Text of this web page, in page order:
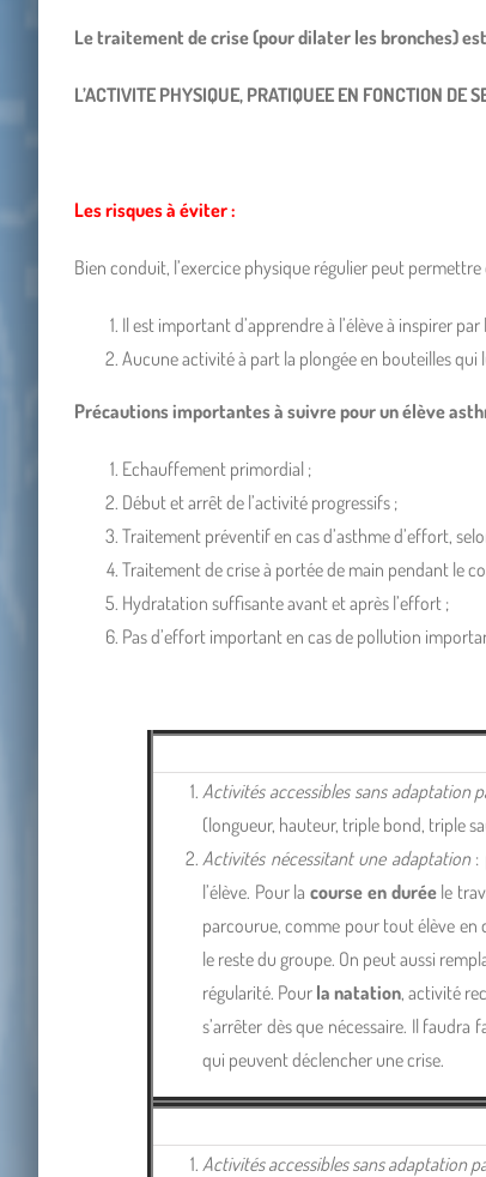
Le traitement de crise (pour dilater les bronches)
L’ACTIVITE PHYSIQUE, PRATIQUEE EN FONCTION DE
Les risques à éviter :
Bien conduit, l’exercice physique régulier peut
Il est important d’apprendre à l’élève à inspirer
Aucune activité à part la plongée en bouteilles
Précautions importantes à suivre pour un élève
Echauffement primordial ;
Début et arrêt de l’activité progressifs ;
Traitement préventif en cas d’asthme d’effort,
Traitement de crise à portée de main pendant le
Hydratation suffisante avant et après l’effort ;
Pas d’effort important en cas de pollution
Activités accessibles sans adaptation
(longueur, hauteur, triple bond, triple
Activités nécessitant une adaptation:
l’élève. Pour lacourse en durée le
parcourue, comme pour tout élève en
le reste du groupe. On peut aussi
régularité. Pour la natation, activité
s’arrêter dès que nécessaire. Il
qui peuvent déclencher une crise.
Activités accessibles sans adaptation